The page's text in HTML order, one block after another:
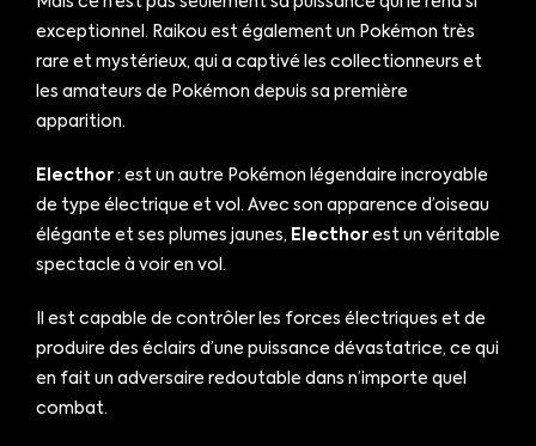
exceptionnel. Raikou est également un Pokémon très
rare et mystérieux, qui a captivé les collectionneurs et
les amateurs de Pokémon depuis sa première
apparition.
Electhor : est un autre Pokémon légendaire incroyable
de type électrique et vol. Avec son apparence d’oiseau
élégante et ses plumes jaunes, Electhor est un véritable
spectacle à voir en vol.
Il est capable de contrôler les forces électriques et de
produire des éclairs d’une puissance dévastatrice, ce qui
en fait un adversaire redoutable dans n’importe quel
combat.